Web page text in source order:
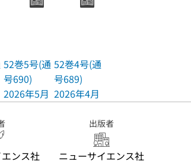
52巻5号(通
号690)
2026年5月
52巻4号(通
号689)
2026年4月
ンス社
出版者
ニューサイエンス社